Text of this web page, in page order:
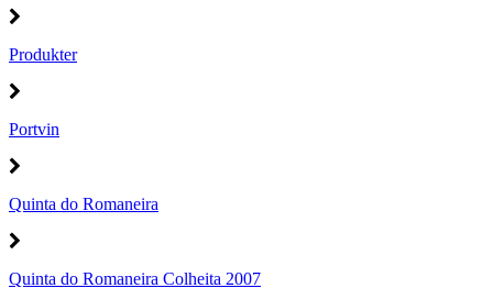
Produkter
Portvin
Quinta do Romaneira
Quinta do Romaneira Colheita 2007